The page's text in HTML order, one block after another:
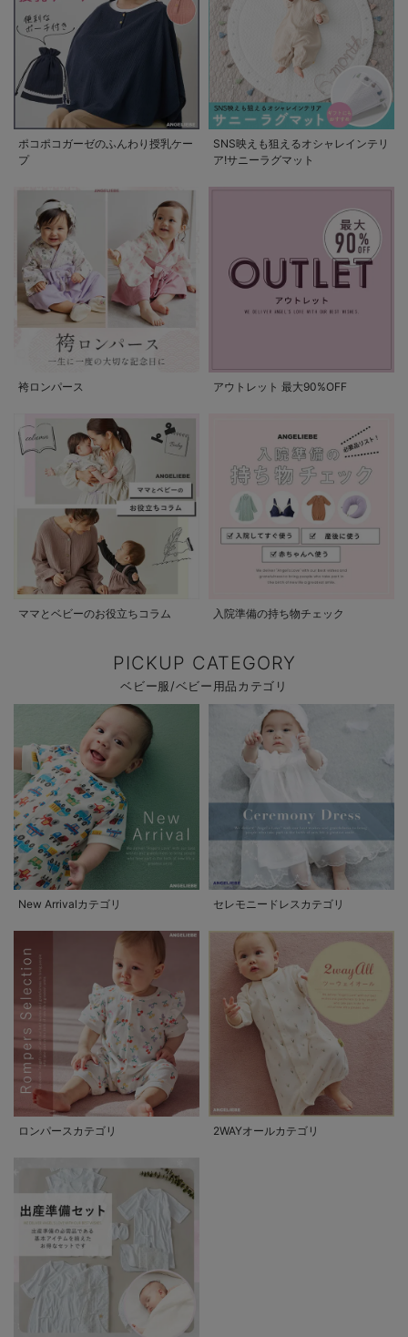
ポコポコガーゼのふんわり授乳ケー
プ
SNS映えも狙えるオシャレインテリ
ア!サニーラグマット
袴ロンパース アウトレット 最大90%OFF
ママとベビーのお役立ちコラム 入院準備の持ち物チェック
PICKUP CATEGORY
ベビー服/ベビー用品カテゴリ
New Arrivalカテゴリ セレモニードレスカテゴリ
ロンパースカテゴリ 2WAYオールカテゴリ